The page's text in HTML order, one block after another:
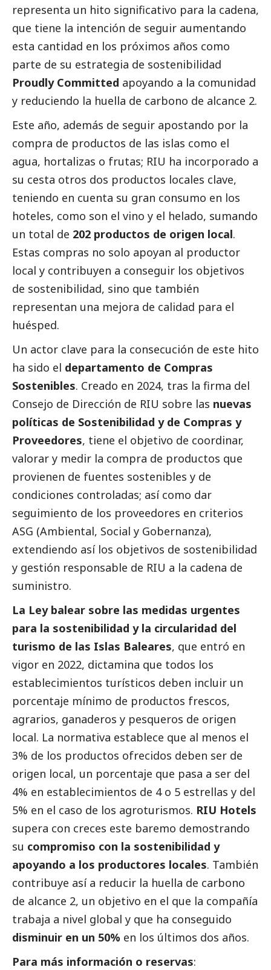
representa un hito significativo para la cadena,
que tiene la intención de seguir aumentando
esta cantidad en los próximos años como
parte de su estrategia de sostenibilidad
Proudly Committed apoyando a la comunidad
y reduciendo la huella de carbono de alcance 2.
Este año, además de seguir apostando por la
compra de productos de las islas como el
agua, hortalizas o frutas; RIU ha incorporado a
su cesta otros dos productos locales clave,
teniendo en cuenta su gran consumo en los
hoteles, como son el vino y el helado, sumando
un total de 202 productos de origen local.
Estas compras no solo apoyan al productor
local y contribuyen a conseguir los objetivos
de sostenibilidad, sino que también
representan una mejora de calidad para el
huésped.
Un actor clave para la consecución de este hito
ha sido el departamento de Compras
Sostenibles. Creado en 2024, tras la firma del
Consejo de Dirección de RIU sobre las nuevas
políticas de Sostenibilidad y de Compras y
Proveedores, tiene el objetivo de coordinar,
valorar y medir la compra de productos que
provienen de fuentes sostenibles y de
condiciones controladas; así como dar
seguimiento de los proveedores en criterios
ASG (Ambiental, Social y Gobernanza),
extendiendo así los objetivos de sostenibilidad
y gestión responsable de RIU a la cadena de
suministro.
La Ley balear sobre las medidas urgentes
para la sostenibilidad y la circularidad del
turismo de las Islas Baleares, que entró en
vigor en 2022, dictamina que todos los
establecimientos turísticos deben incluir un
porcentaje mínimo de productos frescos,
agrarios, ganaderos y pesqueros de origen
local. La normativa establece que al menos el
3% de los productos ofrecidos deben ser de
origen local, un porcentaje que pasa a ser del
4% en establecimientos de 4 o 5 estrellas y del
5% en el caso de los agroturismos. RIU Hotels
supera con creces este baremo demostrando
su compromiso con la sostenibilidad y
apoyando a los productores locales. También
contribuye así a reducir la huella de carbono
de alcance 2, un objetivo en el que la compañía
trabaja a nivel global y que ha conseguido
disminuir en un 50% en los últimos dos años.
Para más información o reservas: